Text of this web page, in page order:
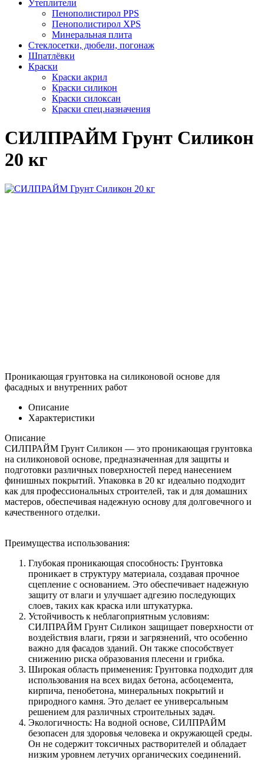
Утеплители
Пенополистирол PPS
Пенополистирол XPS
Минеральная плита
Стеклосетки, дюбели, погонаж
Шпатлёвки
Краски
Краски акрил
Краски силикон
Краски силоксан
Краски спец.назначения
СИЛПРАЙМ Грунт Силикон
20 кг
Проникающая грунтовка на силиконовой основе для
фасадных и внутренних работ
Описание
Характеристики
Описание
СИЛПРАЙМ Грунт Силикон — это проникающая грунтовка
на силиконовой основе, предназначенная для защиты и
подготовки различных поверхностей перед нанесением
финишных покрытий. Упаковка в 20 кг идеально подходит
как для профессиональных строителей, так и для домашних
мастеров, обеспечивая надежную основу для долговечного и
качественного отделки.
Преимущества использования:
Глубокая проникающая способность: Грунтовка
проникает в структуру материала, создавая прочное
сцепление с основанием. Это обеспечивает надежную
защиту от влаги и улучшает адгезию последующих
слоев, таких как краска или штукатурка.
Устойчивость к неблагоприятным условиям:
СИЛПРАЙМ Грунт Силикон защищает поверхности от
воздействия влаги, грязи и загрязнений, что особенно
важно для фасадов зданий. Он также способствует
снижению риска образования плесени и грибка.
Широкая область применения: Грунтовка подходит для
использования на всех видах бетона, асбоцемента,
кирпича, пенобетона, минеральных покрытий и
природного камня. Это делает ее универсальным
решением для различных строительных задач.
Экологичность: На водной основе, СИЛПРАЙМ
безопасен для здоровья человека и окружающей среды.
Он не содержит токсичных растворителей и обладает
низким уровнем летучих органических соединений.